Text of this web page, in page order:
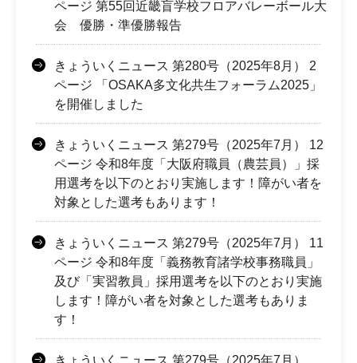
ページ 第55回近畿盲学校フロアバレーボール大
会 優勝・準優勝報告
きょういくニュース 第280号（2025年8月） 2
ページ 「OSAKA多文化共生フォーラム2025」
を開催しました
きょういくニュース 第279号（2025年7月） 12
ページ 令和8年度「大阪府職員（農芸員）」採
用選考を以下のとおり実施します！障がい者を
対象とした選考もあります！
きょういくニュース 第279号（2025年7月） 11
ページ 令和8年度「義務教育諸学校事務職員」
及び「実習教員」採用選考を以下のとおり実施
します！障がい者を対象とした選考もありま
す！